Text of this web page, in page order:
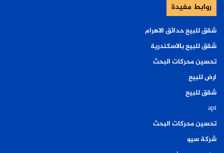
روابط مفيدة
شقق للبيع حدائق الاهرام
شقق للبيع بالاسكندرية
تحسين محركات البحث
ارض للبيع
شقق للبيع
apt
تحسين محركات البحث
شركة سيو